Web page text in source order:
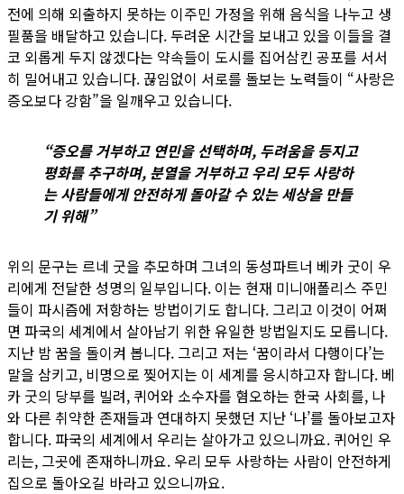
전에 의해 외출하지 못하는 이주민 가정을 위해 음식을 나누고 생
필품을 배달하고 있습니다. 두려운 시간을 보내고 있을 이들을 결
코 외롭게 두지 않겠다는 약속들이 도시를 집어삼킨 공포를 서서
히 밀어내고 있습니다. 끊임없이 서로를 돌보는 노력들이 “사랑은
증오보다 강함”을 일깨우고 있습니다.
“증오를 거부하고 연민을 선택하며, 두려움을 등지고
평화를 추구하며, 분열을 거부하고 우리 모두 사랑하
는 사람들에게 안전하게 돌아갈 수 있는 세상을 만들
기 위해”
위의 문구는 르네 굿을 추모하며 그녀의 동성파트너 베카 굿이 우
리에게 전달한 성명의 일부입니다. 이는 현재 미니애폴리스 주민
들이 파시즘에 저항하는 방법이기도 합니다. 그리고 이것이 어쩌
면 파국의 세계에서 살아남기 위한 유일한 방법일지도 모릅니다.
지난 밤 꿈을 돌이켜 봅니다. 그리고 저는 ‘꿈이라서 다행이다’는
말을 삼키고, 비명으로 찢어지는 이 세계를 응시하고자 합니다. 베
카 굿의 당부를 빌려, 퀴어와 소수자를 혐오하는 한국 사회를, 나
와 다른 취약한 존재들과 연대하지 못했던 지난 ‘나’를 돌아보고자
합니다. 파국의 세계에서 우리는 살아가고 있으니까요. 퀴어인 우
리는, 그곳에 존재하니까요. 우리 모두 사랑하는 사람이 안전하게
집으로 돌아오길 바라고 있으니까요.